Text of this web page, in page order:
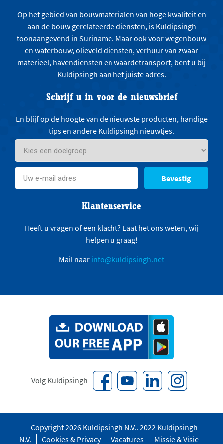
Op het gebied van bouwmaterialen van hoge kwaliteit en
aan de bouw gerelateerde diensten, is Kuldipsingh
toonaangevend in Suriname. Maar ook voor wegenbouw
en waterbouw, olieveld diensten, verhuur van zwaar
materieel, havendiensten en waardetransport, bent u bij
Kuldipsingh aan het juiste adres.
Schrijf u in voor de nieuwsbrief
En blijf op de hoogte van de nieuwste producten, handige
tips en andere Kuldipsingh nieuwtjes.
Bevestig
Klantenservice
Heeft u vragen of een klacht? Laat het ons weten, wij
helpen u graag!
Mail naar info@kuldipsingh.net
Volg Kuldipsingh
Copyright 2026 Kuldipsingh N.V.. 2022 Kuldipsingh
N.V.
Cookies & Privacy Vacatures Missie & Visie